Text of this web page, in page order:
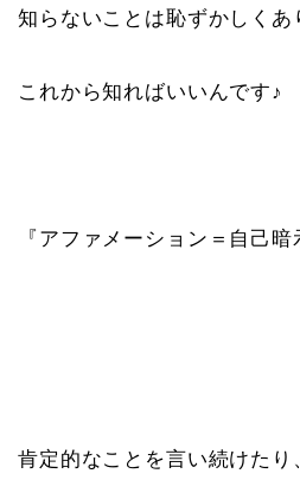
知らないことは恥ずかしくあ
これから知ればいいんです♪
『アファメーション＝自己暗
肯定的なことを言い続けたり